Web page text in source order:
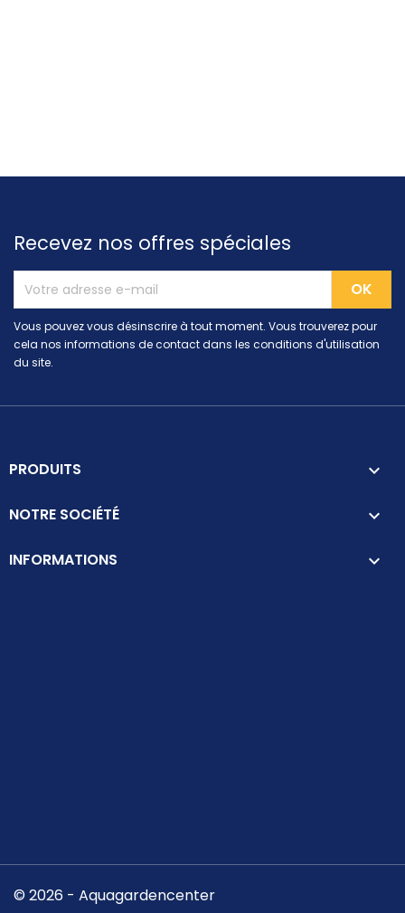
Recevez nos offres spéciales
Vous pouvez vous désinscrire à tout moment. Vous trouverez pour
cela nos informations de contact dans les conditions d'utilisation
du site.
PRODUITS 
NOTRE SOCIÉTÉ 
INFORMATIONS keyboard_arrow_down
© 2026 - Aquagardencenter